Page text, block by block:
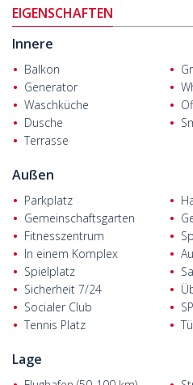
Das Wohnprojekt in Avsallar
Spielplätze im Innen- und
Massageraum, einen Whirlpool,
einen Tennisplatz, Gartenschach,
und Pavillons.
Die neuen Immobilien in
mit intelligenten Haussystemen
ausgestattet. Die Immobilie mit
Küchen- und
Innenbereich.
EIGENSCHAFTEN
Innere
Balkon
Generator
Waschküche
Dusche
Terrasse
Außen
Parkplatz
Gemeinschaftsgarten
Fitnesszentrum
In einem Komplex
Spielplatz
Sicherheit 7/24
Socialer Club
Tennis Platz
Lage